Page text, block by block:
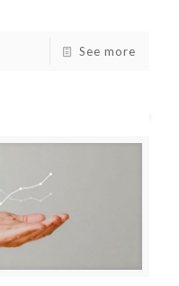
See more